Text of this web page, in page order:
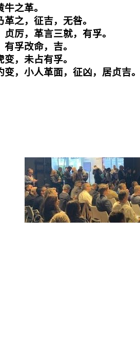
之革。
之，征吉，无咎。
厉，革言三就，有孚。
孚改命，吉。
，未占有孚。
变，小人革面，征凶，居贞吉